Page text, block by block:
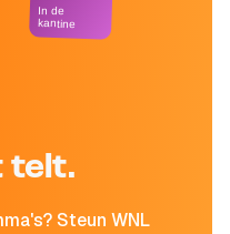
telt.
Steun WNL
In de
kantine